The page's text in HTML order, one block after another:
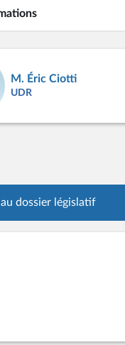
M. Éric Ciotti
UDR
dossier législatif